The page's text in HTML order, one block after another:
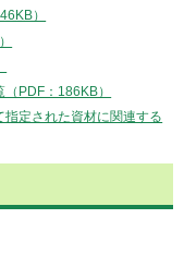
）
PDF：186KB）
定された資材に関連する